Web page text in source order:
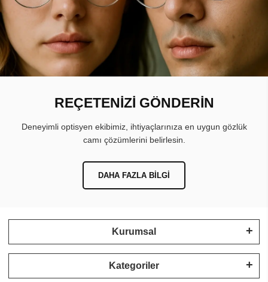
REÇETENİZİ GÖNDERİN
Deneyimli optisyen ekibimiz, ihtiyaçlarınıza en uygun gözlük
camı çözümlerini belirlesin.
DAHA FAZLA BILGI
Kurumsal
Kategoriler